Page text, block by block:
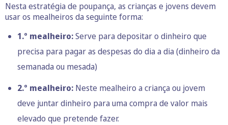
Nesta estratégia de poupança, as crianças e jovens devem
usar os mealheiros da seguinte forma:
1.º mealheiro:Serve para depositar o dinheiro que
precisa para pagar as despesas do dia a dia (dinheiro da
semanada ou mesada)
2.º mealheiro: Neste mealheiro a criança ou jovem
deve juntar dinheiro para uma compra de valor mais
elevado que pretende fazer.